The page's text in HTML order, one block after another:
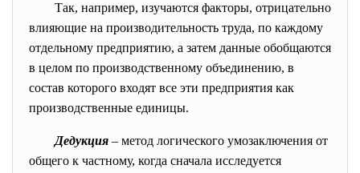
Так, например, изучаются факторы, отрицательно
влияющие на производительность труда, по каждому
отдельному предприятию, а затем данные обобщаются
в целом по производственному объединению, в
состав которого входят все эти предприятия как
производственные единицы.
Дедукция – метод логического умозаключения от
общего к частному, когда сначала исследуется